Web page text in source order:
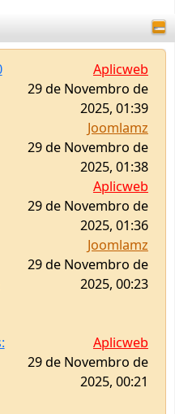
29 de Novembro de
2025, 01:39
Joomlamz
29 de Novembro de
2025, 01:38
Aplicweb
29 de Novembro de
2025, 01:36
Joomlamz
29 de Novembro de
2025, 00:23
Aplicweb